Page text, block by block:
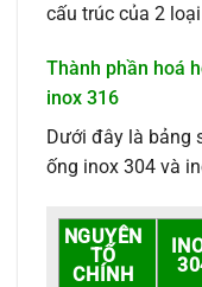
cấu trúc của 2
Thành phần hoá
inox 316
Dưới đây là bảng
ống inox 304 và
NGUYÊN
TỐ
CHÍNH